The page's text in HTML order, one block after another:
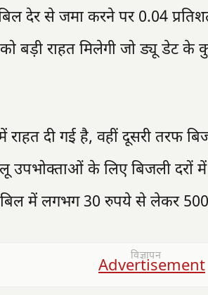
देर से जमा करने पर 0.04
बड़ी राहत मिलेगी जो ड्यू डेट के
दी गई है, वहीं दूसरी तरफ
उपभोक्ताओं के लिए बिजली दरों
में लगभग 30 रुपये से लेकर 500
विज्ञापन